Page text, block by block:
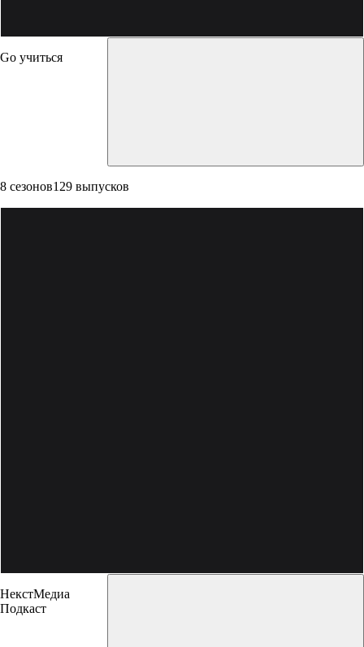
Go учиться
8 сезонов129 выпусков
НекстМедиа
Подкаст